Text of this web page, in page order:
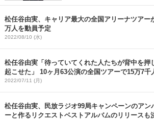
松任谷由実、キャリア最大の全国アリーナツア
万人を動員予定
2022/08/10 (水)
松任谷由実「待っていてくれた人たちが背中を押
起こせた」 10ヶ月63公演の全国ツアーで15万7
2022/07/11 (月)
松任谷由実、民放ラジオ99局キャンペーンのア
ーと作るリクエストベストアルバムのリリースも